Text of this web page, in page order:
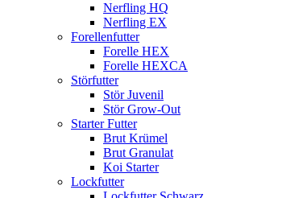
Nerfling HQ
Nerfling EX
Forellenfutter
Forelle HEX
Forelle HEXCA
Störfutter
Stör Juvenil
Stör Grow-Out
Starter Futter
Brut Krümel
Brut Granulat
Koi Starter
Lockfutter